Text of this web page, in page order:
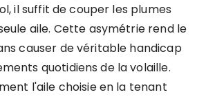
il suffit de couper les plumes
aile. Cette asymétrie rend le
causer de véritable handicap
quotidiens de la volaille.
l'aile choisie en la tenant